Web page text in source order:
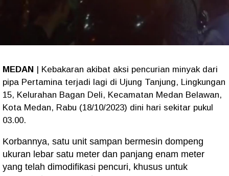
MEDAN
| Kebakaran akibat aksi pencurian minyak dari
pipa Pertamina terjadi lagi di Ujung Tanjung, Lingkungan
15, Kelurahan Bagan Deli, Kecamatan Medan Belawan,
Kota Medan, Rabu (18/10/2023) dini hari sekitar pukul
03.00.
Korbannya, satu unit sampan bermesin dompeng
ukuran lebar satu meter dan panjang enam meter
yang telah dimodifikasi pencuri, khusus untuk